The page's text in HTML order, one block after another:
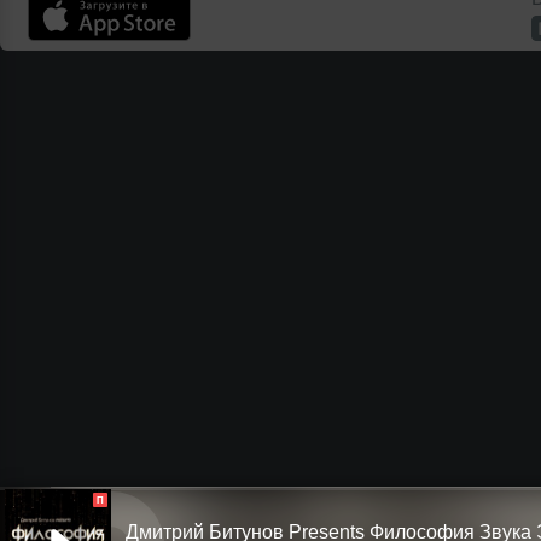
П
Дмитрий Битунов Presents Филоcофия Звука